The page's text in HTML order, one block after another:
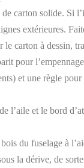
carton solide. Si
extérieures.
le carton à dessin,
pour
et une règle
l’aile et le bord
du fuselage à
la dérive, de